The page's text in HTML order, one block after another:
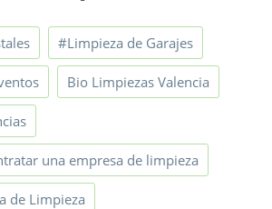
#Limpieza de Garajes
Bio Limpiezas Valencia
una empresa de limpieza
de Limpieza